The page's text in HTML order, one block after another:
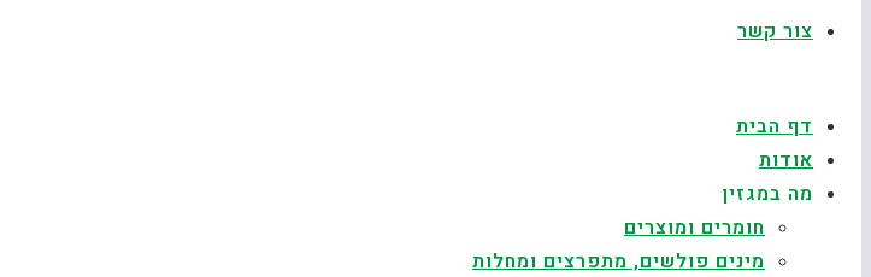
צור קשר
דף הבית
אודות
מה במגזין
חומרים ומוצרים
מינים פולשים, מתפרצים ומחלות